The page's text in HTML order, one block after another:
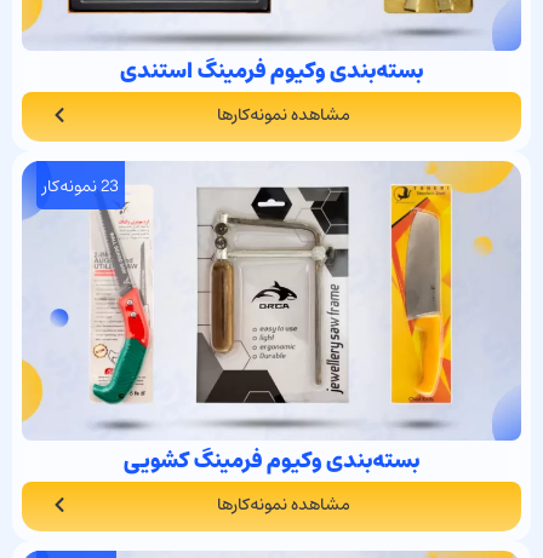
بسته‌بندی وکیوم فرمینگ استندی
مشاهده نمونه‌کارها
23 نمونه‌کار
بسته‌بندی وکیوم فرمینگ کشویی
مشاهده نمونه‌کارها